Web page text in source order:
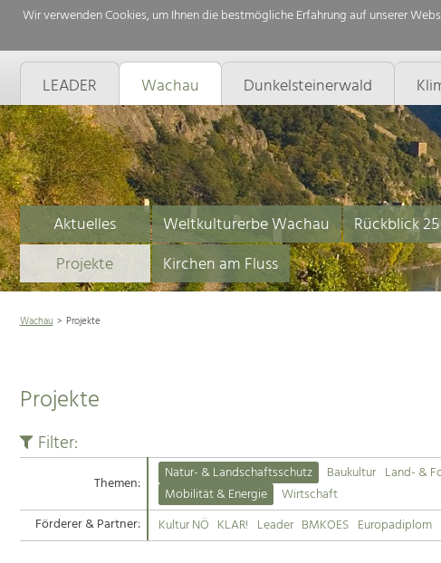
Wir verwenden Cookies, um Ihnen die bestmögliche Erfahrung auf unserer
LEADER Wachau Dunkelsteinerwald
Aktuelles Weltkulturerbe Wachau Rückblick
Projekte
Kirchen am Fluss
Wachau Projekte
Projekte
Filter:
Themen: Natur- & Landschaftsschutz Baukultur Land- &
Mobilität & Energie
Wirtschaft
Förderer & Partner:
Kultur NÖ KLAR! Leader BMKOES Europadiplom